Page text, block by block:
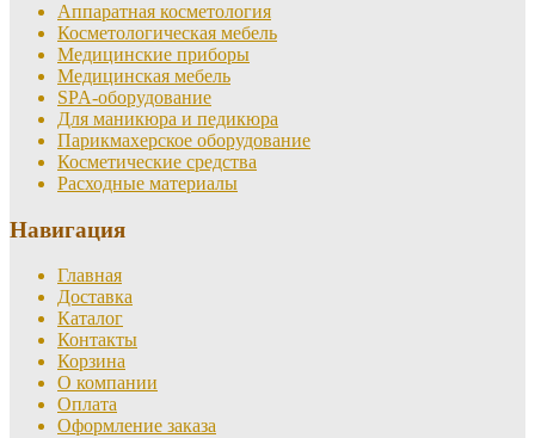
Аппаратная косметология
Косметологическая мебель
Медицинские приборы
Медицинская мебель
SPA-оборудование
Для маникюра и педикюра
Парикмахерское оборудование
Косметические средства
Расходные материалы
Навигация
Главная
Доставка
Каталог
Контакты
Корзина
О компании
Оплата
Оформление заказа